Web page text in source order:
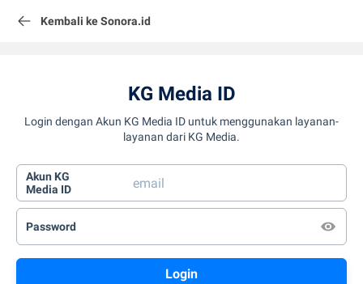
Kembali ke Sonora.id
KG Media ID
Login dengan Akun KG Media ID untuk menggunakan layanan-
layanan dari KG Media.
Akun KG
Media ID
Password